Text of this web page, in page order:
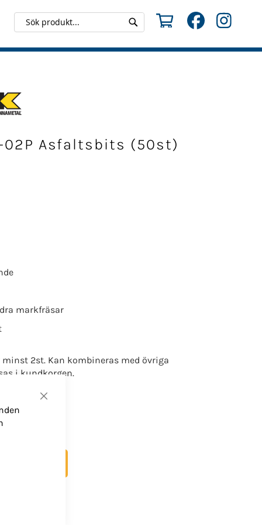
Stäng
Search
Min kundvagn
02P Asfaltsbits (50st)
markfräsar
2st. Kan kombineras med övriga
i kundkorgen.